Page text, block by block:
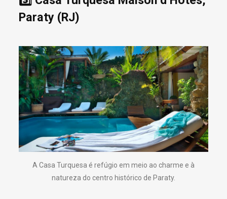
Paraty (RJ)
A Casa Turquesa é refúgio em meio ao charme e à
natureza do centro histórico de Paraty.